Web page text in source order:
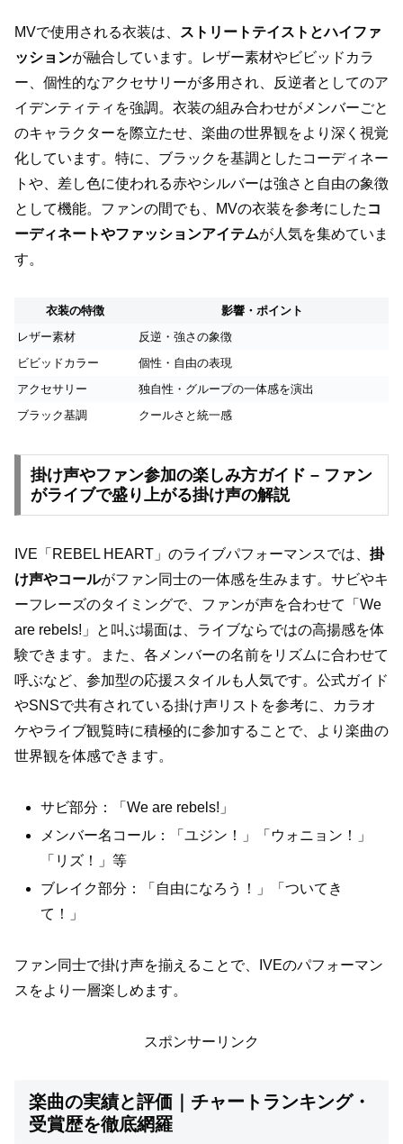
MVで使用される衣装は、
ストリートテイストとハイファ
ッションが融合しています。レザー素材やビビッドカラ
ー、個性的なアクセサリーが多用され、反逆者としてのア
イデンティティを強調。衣装の組み合わせがメンバーごと
のキャラクターを際立たせ、楽曲の世界観をより深く視覚
化しています。特に、ブラックを基調としたコーディネー
トや、差し色に使われる赤やシルバーは強さと自由の象徴
として機能。ファンの間でも、MVの衣装を参考にした コ
ーディネートやファッションアイテムが人気を集めていま
す。
衣装の特徴
影響・ポイント
レザー素材
反逆・強さの象徴
ビビッドカラー
個性・自由の表現
アクセサリー
独自性・グループの一体感を演出
ブラック基調
クールさと統一感
掛け声やファン参加の楽しみ方ガイド – ファン
がライブで盛り上がる掛け声の解説
IVE「REBEL HEART」のライブパフォーマンスでは、 掛
け声やコールがファン同士の一体感を生みます。サビやキ
ーフレーズのタイミングで、ファンが声を合わせて「We
are rebels!」と叫ぶ場面は、ライブならではの高揚感を体
験できます。また、各メンバーの名前をリズムに合わせて
呼ぶなど、参加型の応援スタイルも人気です。公式ガイド
やSNSで共有されている掛け声リストを参考に、カラオ
ケやライブ観覧時に積極的に参加することで、より楽曲の
世界観を体感できます。
サビ部分：「We are rebels!」
メンバー名コール：「ユジン！」「ウォニョン！」
「リズ！」等
ブレイク部分：「自由になろう！」「ついてき
て！」
ファン同士で掛け声を揃えることで、IVEのパフォーマン
スをより一層楽しめます。
スポンサーリンク
楽曲の実績と評価｜チャートランキング・
受賞歴を徹底網羅